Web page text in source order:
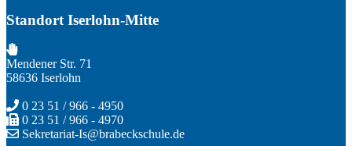
Standort Iserlohn-Mitte
Mendener Str. 71
58636 Iserlohn
0 23 51 / 966 - 4950
0 23 51 / 966 - 4970
Sekretariat-Is@brabeckschule.de